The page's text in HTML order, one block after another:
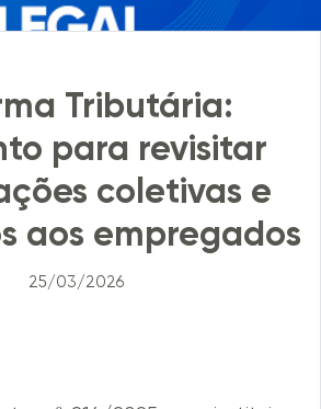
Tributária:
para revisitar
coletivas e
aos empregados
25/03/2026